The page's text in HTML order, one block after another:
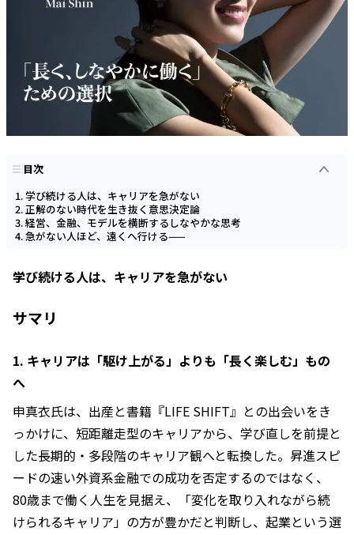
目次
学び続ける人は、キャリアを急がない
正解のない時代を生き抜く意思決定論
経営、金融、モデルを横断するしなやかな思考
急がない人ほど、遠くへ行ける——
学び続ける人は、キャリアを急がない
サマリ
1. キャリアは「駆け上がる」よりも「長く楽しむ」もの
へ
申真衣氏は、出産と書籍『LIFE SHIFT』との出会いをき
っかけに、短距離走型のキャリアから、学び直しを前提と
した長期的・多段階のキャリア観へと転換した。昇進スピ
ードの速い外資系金融での成功を否定するのではなく、
80歳まで働く人生を見据え、「変化を取り入れながら続
けられるキャリア」の方が豊かだと判断し、起業という選